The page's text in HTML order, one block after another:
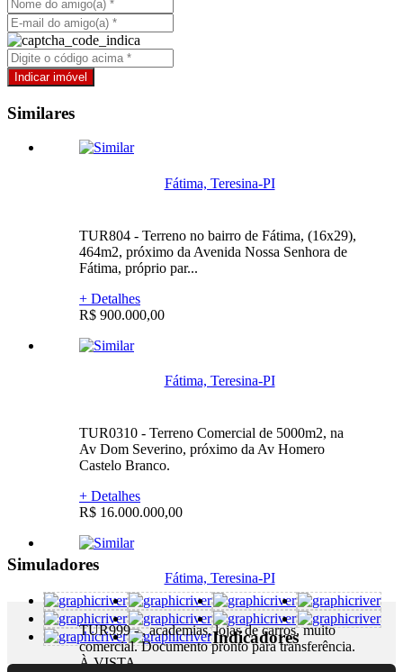
Similares
Fátima, Teresina-PI
TUR804 - Terreno no bairro de Fátima, (16x29),
464m2, próximo da Avenida Nossa Senhora de
Fátima, próprio par...
+ Detalhes
R$ 900.000,00
Fátima, Teresina-PI
TUR0310 - Terreno Comercial de 5000m2, na
Av Dom Severino, próximo da Av Homero
Castelo Branco.
+ Detalhes
R$ 16.000.000,00
Fátima, Teresina-PI
TUR999 - , academias, lojas de carros, muito
comercial. Documento pronto para transferência.
À VISTA.
Simuladores
Indicadores